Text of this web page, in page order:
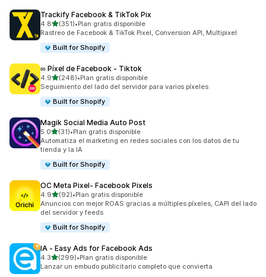
Trackify Facebook & TikTok Pix
4.8de 5 estrellas
(351)
351 reseñas en total
•Plan gratis disponible
Rastreo de Facebook & TikTok Pixel, Conversion API, Multipixel
Built for Shopify
∞ Píxel de Facebook ‑ Tiktok
4.9de 5 estrellas
(248)
248 reseñas en total
•Plan gratis disponible
Seguimiento del lado del servidor para varios píxeles
Built for Shopify
Magik Social Media Auto Post
5.0de 5 estrellas
(31)
31 reseñas en total
•Plan gratis disponible
Automatiza el marketing en redes sociales con los datos de tu
tienda y la IA
Built for Shopify
OC Meta Pixel‑ Facebook Pixels
4.9de 5 estrellas
(92)
92 reseñas en total
•Plan gratis disponible
Anuncios con mejor ROAS gracias a múltiples píxeles, CAPI del lado
del servidor y feeds
Built for Shopify
IA ‑ Easy Ads for Facebook Ads
4.3de 5 estrellas
(299)
299 reseñas en total
•Plan gratis disponible
Lanzar un embudo publicitario completo que convierta